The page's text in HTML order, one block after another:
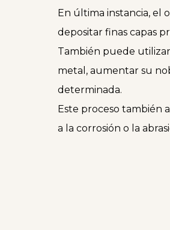
En última instancia, el
depositar finas capas
También puede
metal, aumentar su
determinada.
Este proceso también
a la corrosión o la